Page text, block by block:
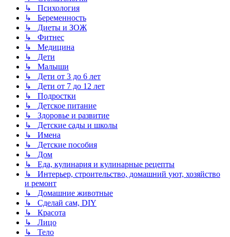
↳ Психология
↳ Беременность
↳ Диеты и ЗОЖ
↳ Фитнес
↳ Медицина
↳ Дети
↳ Малыши
↳ Дети от 3 до 6 лет
↳ Дети от 7 до 12 лет
↳ Подростки
↳ Детское питание
↳ Здоровье и развитие
↳ Детские сады и школы
↳ Имена
↳ Детские пособия
↳ Дом
↳ Еда, кулинария и кулинарные рецепты
↳ Интерьер, строительство, домашний уют, хозяйство
и ремонт
↳ Домашние животные
↳ Сделай сам, DIY
↳ Красота
↳ Лицо
↳ Тело